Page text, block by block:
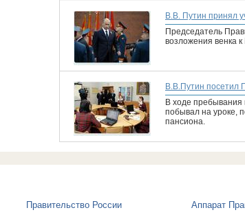
В.В. Путин принял
Председатель
возложения венка
В.В.Путин посетил
В ходе пребывания
побывал на уроке,
пансиона.
Правительство России Аппарат